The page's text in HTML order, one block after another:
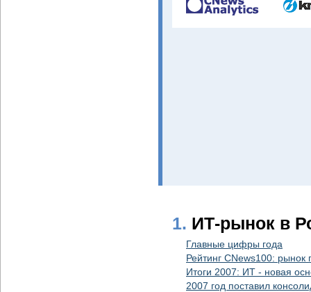
1. ИТ-рынок в
Главные цифры года
Рейтинг CNews100: рынок
Итоги 2007: ИТ - новая
2007 год поставил